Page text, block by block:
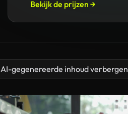
Bekijk de prijzen →
AI-gegenereerde inhoud verbergen